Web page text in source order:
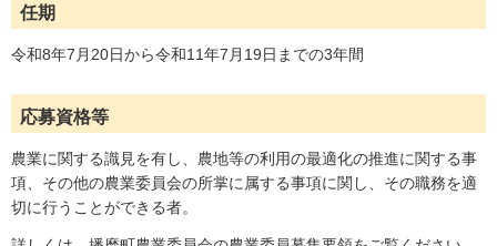
任期
令和8年7月20日から令和11年7月19日までの3年間
応募資格等
農業に関する識見を有し、農地等の利用の最適化の推進に関する事
項、その他の農業委員会の所掌に属する事項に関し、その職務を適
切に行うことができる者。